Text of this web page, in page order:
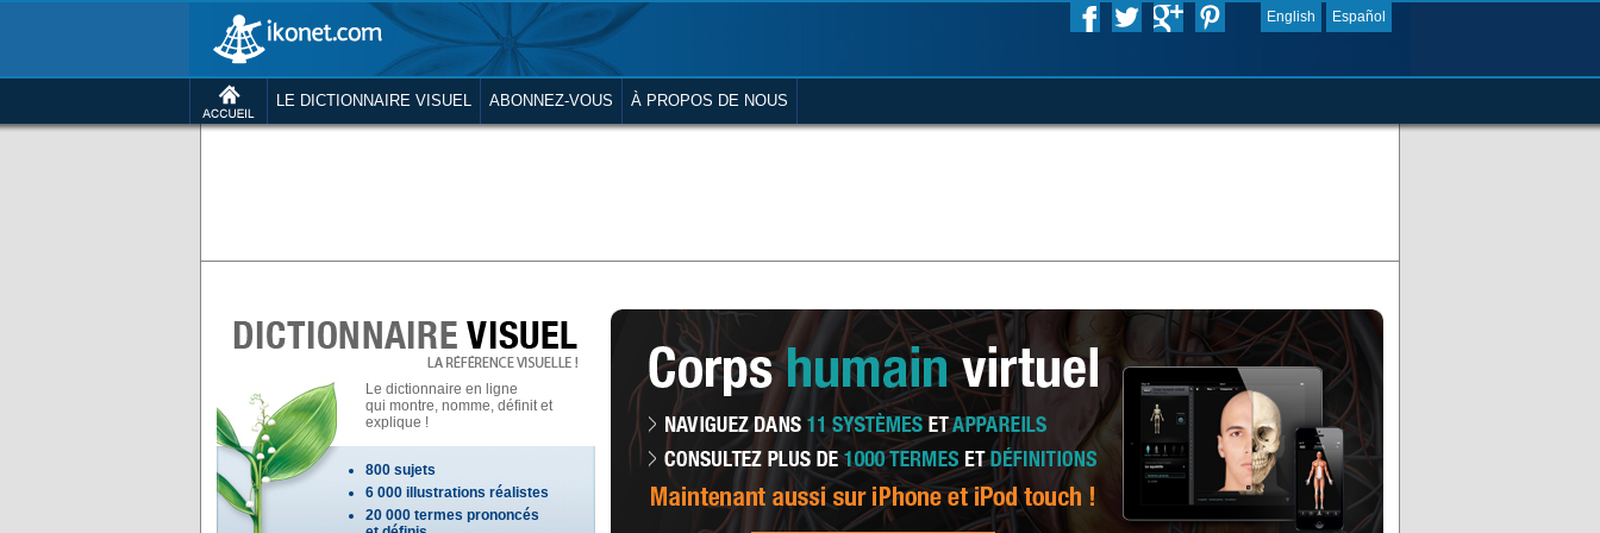
English Español
LE DICTIONNAIRE VISUEL ABONNEZ-VOUS À PROPOS DE NOUS
Le dictionnaire en ligne
qui montre, nomme, définit et
explique !
800 sujets
6 000 illustrations réalistes
20 000 termes prononcés